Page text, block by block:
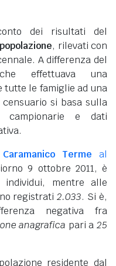
dei risultati del
, rilevati con
A differenza del
effettuava una
tutte le famiglie ad una
si basa sulla
campionarie e dati
Caramanico Terme al
9 ottobre 2011, è
individui, mentre alle
registrati2.033. Si è,
negativa fra
anagrafica pari a25
residente dal